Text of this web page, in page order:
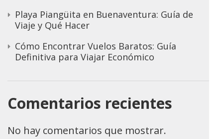
Playa Piangüita en Buenaventura: Guía de
Viaje y Qué Hacer
Cómo Encontrar Vuelos Baratos: Guía
Definitiva para Viajar Económico
Comentarios recientes
No hay comentarios que mostrar.